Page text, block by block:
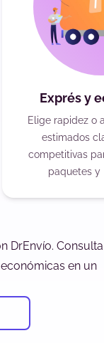
Exprés y
Elige rapidez o
estimados
competitivas
paquetes y
DrEnvío. Consulta
en un